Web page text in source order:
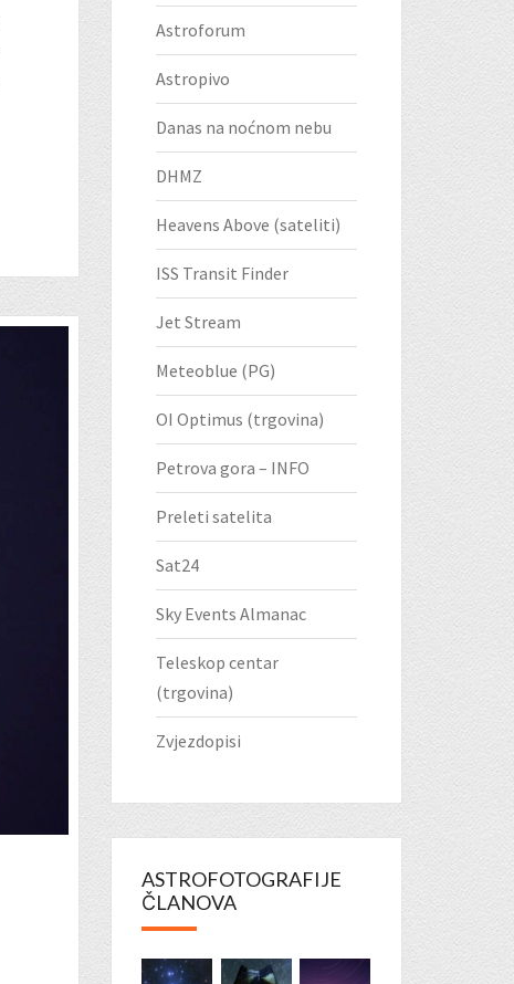
Astroforum
Astropivo
Danas na noćnom nebu
DHMZ
Heavens Above (sateliti)
ISS Transit Finder
Jet Stream
Meteoblue (PG)
OI Optimus (trgovina)
Petrova gora – INFO
Preleti satelita
Sat24
Sky Events Almanac
Teleskop centar
(trgovina)
Zvjezdopisi
ASTROFOTOGRAFIJE
ČLANOVA